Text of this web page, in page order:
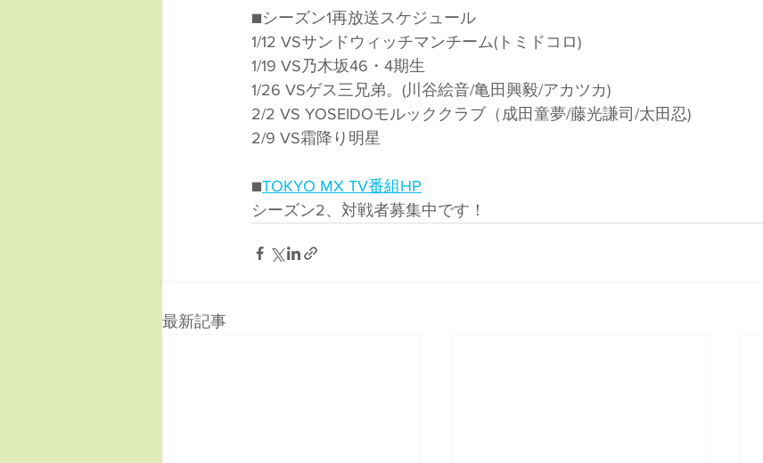
■シーズン1再放送スケジュール
1/12 VSサンドウィッチマンチーム(トミドコロ)
1/19 VS乃木坂46・4期生
1/26 VSゲス三兄弟。(川谷絵音/亀田興毅/アカツカ)
2/2 VS YOSEIDOモルッククラブ（成田童夢/藤光謙司/太田忍)
2/9 VS霜降り明星
■TOKYO MX TV番組HP
シーズン2、対戦者募集中です！
最新記事